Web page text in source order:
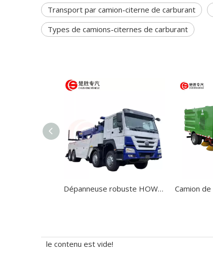
Transport par camion-citerne de carburant
Types de camions-citernes de carburant
Dépanneuse robuste HOWO 30 tonnes 8x4 dépanneuse à grue rotative 30 tonnes camions de dépanneuse à joints de remorquage et de levage
le contenu est vide!